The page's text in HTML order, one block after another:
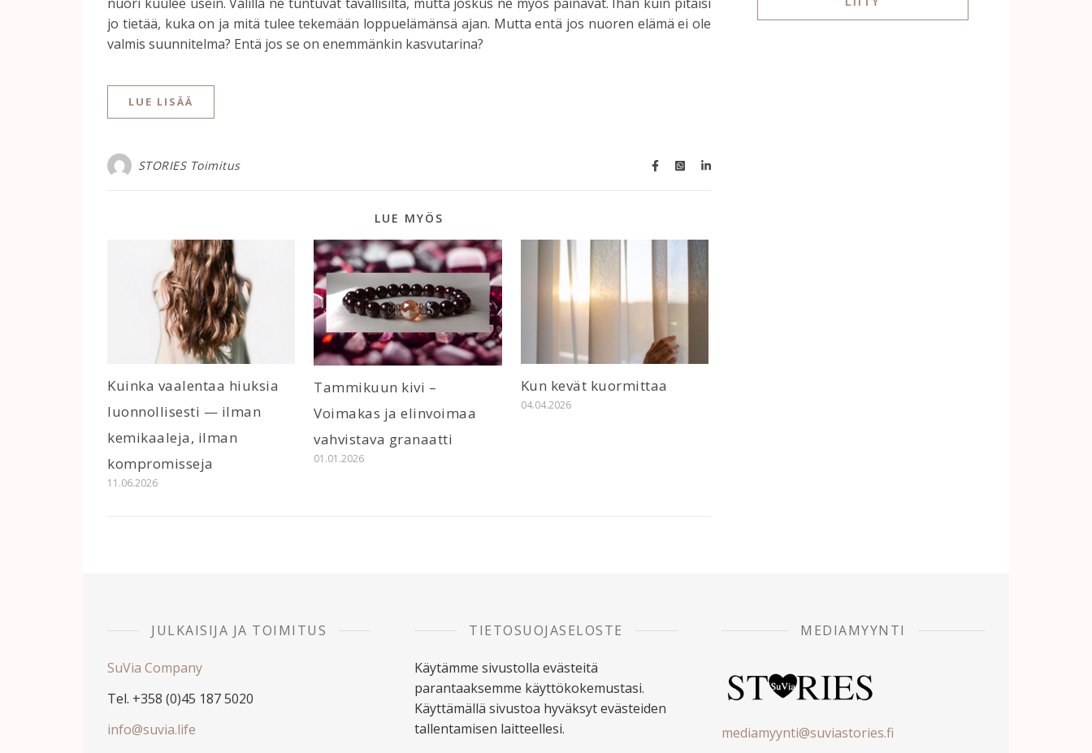
jo tietää, kuka on ja mitä tulee tekemään loppuelämänsä ajan. Mutta entä jos nuoren elämä ei ole
valmis suunnitelma? Entä jos se on enemmänkin kasvutarina?
LUE LISÄÄ
STORIES Toimitus
LUE MYÖS
Kuinka vaalentaa hiuksia
luonnollisesti — ilman
kemikaaleja, ilman
kompromisseja
11.06.2026
Tammikuun kivi –
Voimakas ja elinvoimaa
vahvistava granaatti
01.01.2026
Kun kevät kuormittaa
04.04.2026
JULKAISIJA JA TOIMITUS
SuVia Company
Tel. +358 (0)45 187 5020
info@suvia.life
TIETOSUOJASELOSTE
Käytämme sivustolla evästeitä
parantaaksemme käyttökokemustasi.
Käyttämällä sivustoa hyväksyt evästeiden
tallentamisen laitteellesi.
MEDIAMYYNTI
mediamyynti@suviastories.fi